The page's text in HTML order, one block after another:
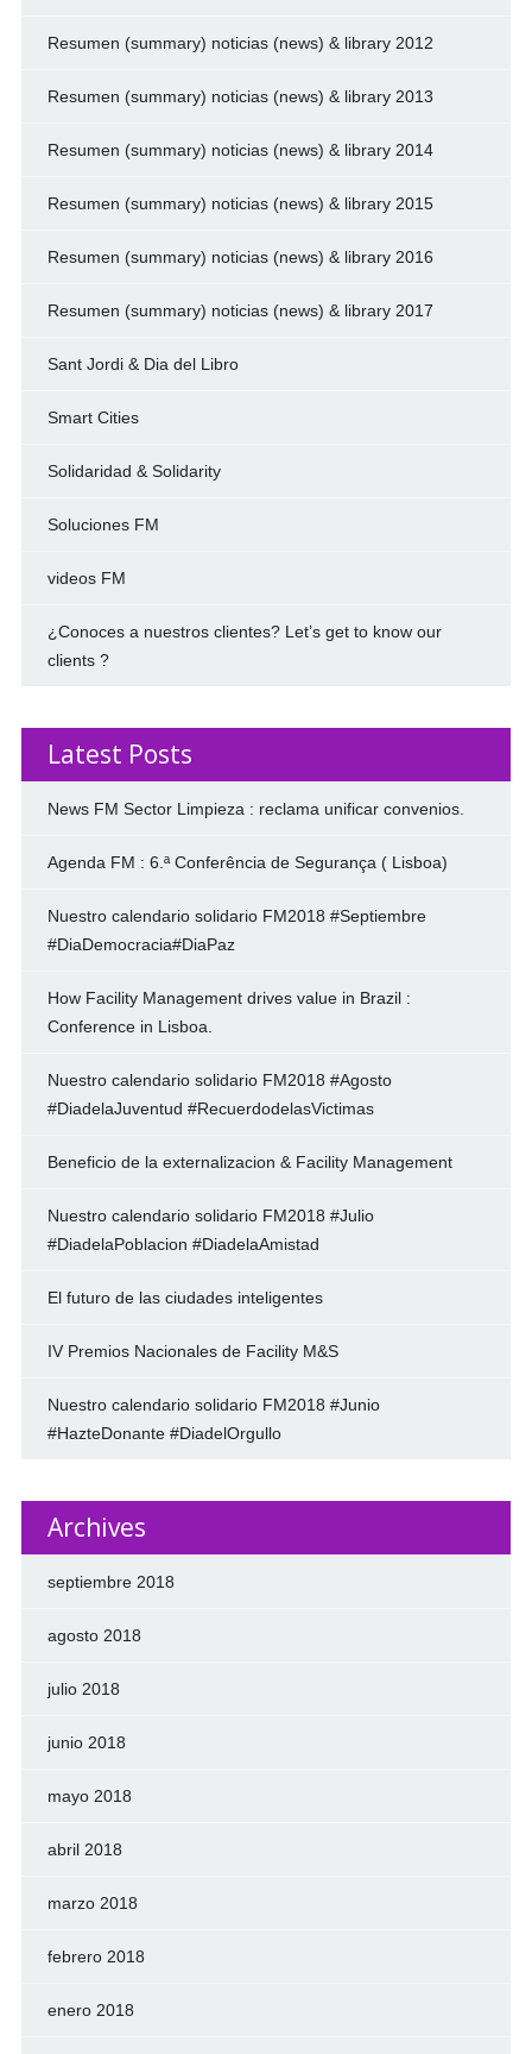
Resumen (summary) noticias (news) & library 2012
Resumen (summary) noticias (news) & library 2013
Resumen (summary) noticias (news) & library 2014
Resumen (summary) noticias (news) & library 2015
Resumen (summary) noticias (news) & library 2016
Resumen (summary) noticias (news) & library 2017
Sant Jordi & Dia del Libro
Smart Cities
Solidaridad & Solidarity
Soluciones FM
videos FM
¿Conoces a nuestros clientes? Let’s get to know our
clients ?
Latest Posts
News FM Sector Limpieza : reclama unificar convenios.
Agenda FM : 6.ª Conferência de Segurança ( Lisboa)
Nuestro calendario solidario FM2018 #Septiembre
#DiaDemocracia#DiaPaz
How Facility Management drives value in Brazil :
Conference in Lisboa.
Nuestro calendario solidario FM2018 #Agosto
#DiadelaJuventud #RecuerdodelasVictimas
Beneficio de la externalizacion & Facility Management
Nuestro calendario solidario FM2018 #Julio
#DiadelaPoblacion #DiadelaAmistad
El futuro de las ciudades inteligentes
IV Premios Nacionales de Facility M&S
Nuestro calendario solidario FM2018 #Junio
#HazteDonante #DiadelOrgullo
Archives
septiembre 2018
agosto 2018
julio 2018
junio 2018
mayo 2018
abril 2018
marzo 2018
febrero 2018
enero 2018